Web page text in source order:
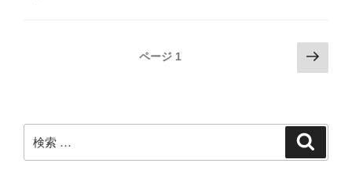
ゲ
ー
ページ 1
次
の
ジ
索: